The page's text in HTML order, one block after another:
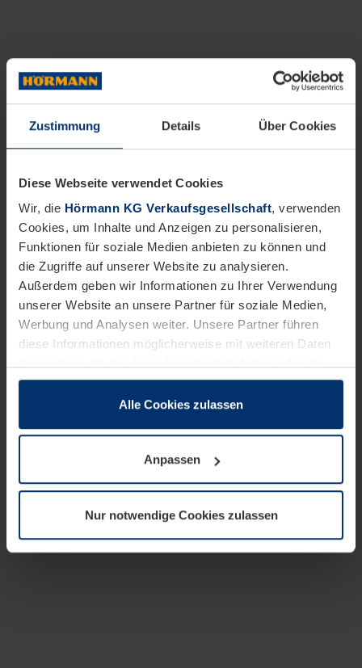
Zustimmung Details Über Cookies
Diese Webseite verwendet Cookies
Wir, die Hörmann KG Verkaufsgesellschaft, verwenden
Cookies, um Inhalte und Anzeigen zu personalisieren,
Funktionen für soziale Medien anbieten zu können und
die Zugriffe auf unserer Website zu analysieren.
Außerdem geben wir Informationen zu Ihrer Verwendung
unserer Website an unsere Partner für soziale Medien,
Werbung und Analysen weiter. Unsere Partner führen
diese Informationen möglicherweise mit weiteren Daten
sie im Rahmen Ihrer Nutzung der Dienste gesammelt
wenn diese für den Betrieb dieser Seite unbedingt
notwendig sind. Für alle anderen Cookie-Typen benötigen
wir Ihre Erlaubnis. Ihre Einwilligung können Sie jederzeit
Datenschutzerklärungunserer Website ändern oder
widerrufen.
Alle Cookies zulassen
Anpassen
Nur notwendige Cookies zulassen